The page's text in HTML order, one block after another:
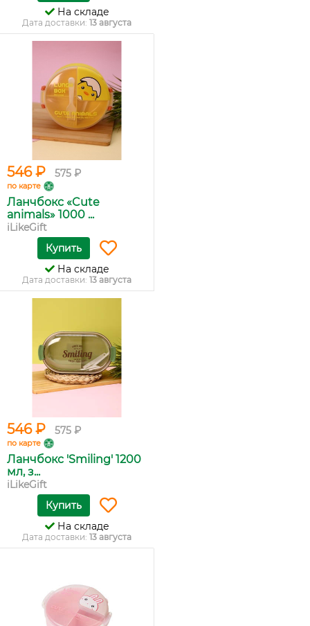
На складе
Дата доставки: 13 августа
546 ₽ 575 ₽
по карте
Ланчбокс «Cute
animals» 1000 ...
iLikeGift
Купить
На складе
Дата доставки: 13 августа
546 ₽ 575 ₽
по карте
Ланчбокс 'Smiling' 1200
мл, з...
iLikeGift
Купить
На складе
Дата доставки: 13 августа